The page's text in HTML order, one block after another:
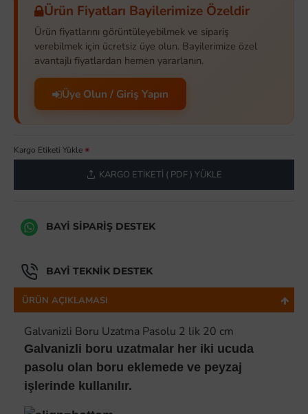
Ürün Fiyatları Bayilerimize Özeldir
Ürün fiyatlarını görüntüleyebilmek ve sipariş
verebilmek için ücretsiz üye olun. Bayilerimize özel
avantajlı fiyatlardan hemen yararlanın.
Üye Olun / Giriş Yapın
Kargo Etiketi Yükle
KARGO ETIKETI ( PDF ) YÜKLE
BAYI SIPARIŞ DESTEK
BAYI TEKNIK DESTEK
ÜRÜN AÇIKLAMASI
Galvanizli Boru Uzatma Pasolu 2 lik 20 cm
Galvanizli boru uzatmalar her iki ucuda
pasolu olan boru eklemede ve peyzaj
işlerinde kullanılır.